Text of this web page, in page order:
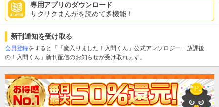
専用アプリのダウンロード
サクサクまんがを読めて多機能！
新刊通知を受け取る
会員登録をすると「「魔入りました！入間くん」公式アンソロジー 放課後
の！入間くん」新刊配信のお知らせが受け取れます。